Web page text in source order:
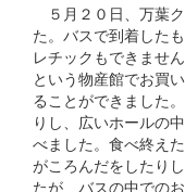
５月２０日、万葉
た。バスで到着した
レチックもできませ
という物産館でお買
ることができました
りし、広いホールの
べました。食べ終え
がころんだをしたり
たが、バスの中での